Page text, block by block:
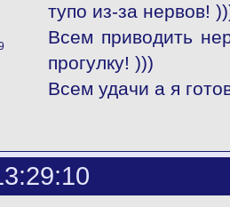
тупо из-за нервов!
Всем приводить
прогулку! )))
Всем удачи а я